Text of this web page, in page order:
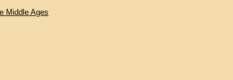
Middle Ages